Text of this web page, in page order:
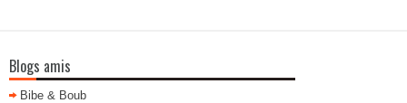
Blogs amis
Bibe & Boub